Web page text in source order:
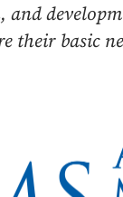
their basic